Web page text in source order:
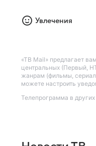
Увлечения
«ТВ Mail» предлагает
центральных (Первый,
жанрам (фильмы,
можете настроить
Телепрограмма в